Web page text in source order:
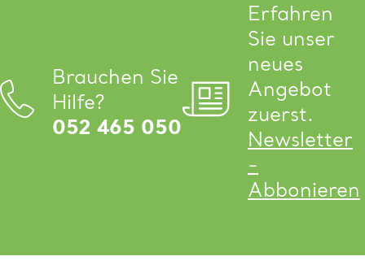
Brauchen Sie
Hilfe?
052 465 050
Erfahren
Sie unser
neues
Angebot
zuerst.
Newsletter
-
Abbonieren